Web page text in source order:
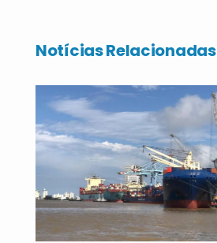
Notícias Relacionadas